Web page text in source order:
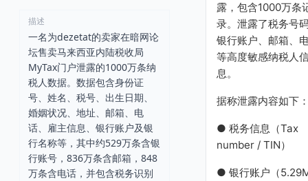
leong4589186@yahoo.c
om
asrateguh@yahoo.com
hweelee95@gmail.com
描述
一名为dezetat的卖家在暗网论
坛售卖马来西亚内陆税收局
MyTax门户泄露的1000万条纳
税人数据。数据包含身份证
号、姓名、税号、出生日期、
婚姻状况、地址、邮箱、电
话、雇主信息、银行账户及银
行名称等，其中约529万条含银
行账号，836万条含邮箱，848
万条含电话，并包含税务识别
露，包含1000万条
录。泄露了税务号
银行账户、邮箱、
等高度敏感纳税人
息。
据称泄露内容如下
● 税务信息（Tax
number / TIN）
● 银行账户（